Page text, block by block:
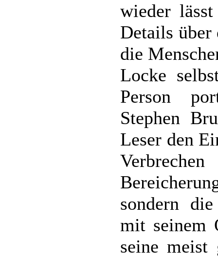
wieder
Details über
die
Locke
Person
Stephen
Leser den
sondern
mit seinem
seine meist